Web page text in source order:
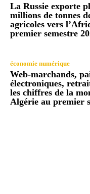
La Russie exporte
millions de tonnes
agricoles vers
premier semestre
économie numérique
Web-marchands,
électroniques,
les chiffres de la
Algérie au premier